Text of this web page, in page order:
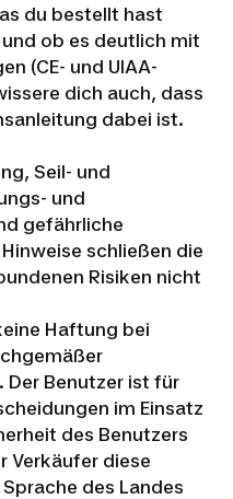
du bestellt hast
ob es deutlich mit
(CE- und UIAA-
dich auch, dass
dabei ist.
Seil- und
und
gefährliche
schließen die
Risiken nicht
Haftung bei
Der Benutzer ist für
im Einsatz
des Benutzers
Verkäufer diese
des Landes